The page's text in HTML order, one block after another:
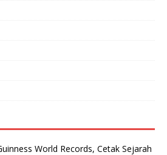
World Records, Cetak Sejarah